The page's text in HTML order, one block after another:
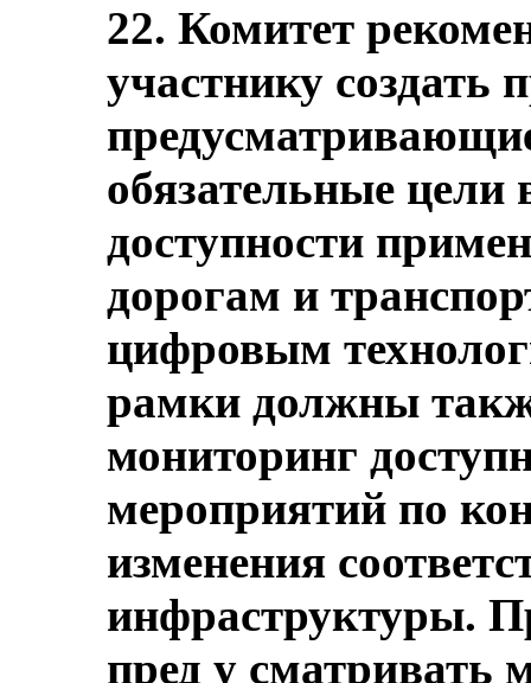
22. Комитет
участнику создать
обязательные цели
доступности
дорогам и
цифровым
рамки должны
мониторинг
мероприятий по
изменения
инфраструктуры.
пред у сматривать